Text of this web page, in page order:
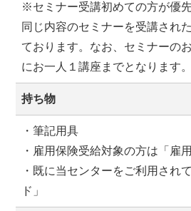
※セミナー受講初めての方が優
同じ内容のセミナーを受講され
ております。なお、セミナーの
にお一人１講座までとなります。
持ち物
・筆記用具
・雇用保険受給対象の方は「雇
・既に当センターをご利用され
ド」